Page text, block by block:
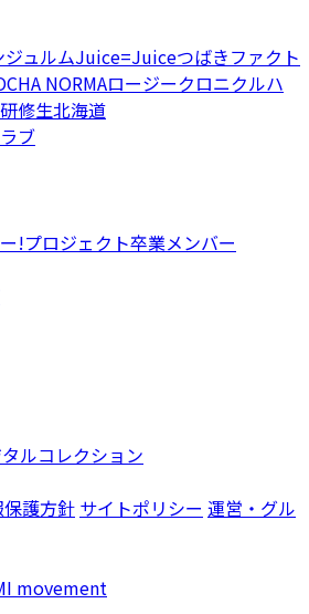
ジュルムJuice=Juiceつばきファクト
NORMAロージークロニクルハ
修生北海道
ブ
!プロジェクト卒業メンバー
ルコレクション
護方針 サイトポリシー 運営・グル
movement